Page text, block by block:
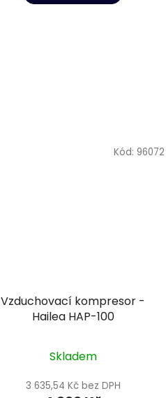
Vzduchovací kompresor -
Hailea HAP-100
Skladem
3 635,54 Kč bez DPH
Kód: 96072